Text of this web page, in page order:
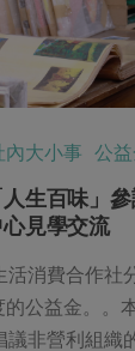
內大小事 公
生百味」
見學交流
活消費合作社
的公益金。。
議非營利組織